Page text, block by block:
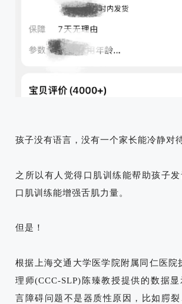
孩子没有语言，没有一个家长能冷静对
之所以有人觉得口肌训练能帮助孩子
口肌训练能增强舌肌力量。
但是！
根据上海交通大学医学院附属同仁医院
理师(CCC-SLP)陈臻教授提供的数据
言障碍问题不是器质性原因，
比如腭